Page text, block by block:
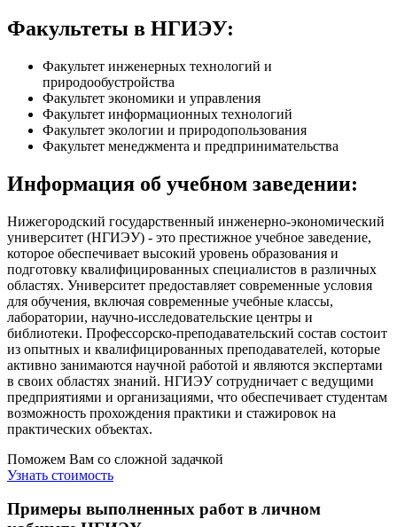
Факультеты в НГИЭУ:
Факультет инженерных технологий и
природообустройства
Факультет экономики и управления
Факультет информационных технологий
Факультет экологии и природопользования
Факультет менеджмента и предпринимательства
Информация об учебном заведении:
Нижегородский государственный инженерно-экономический
университет (НГИЭУ) - это престижное учебное заведение,
которое обеспечивает высокий уровень образования и
подготовку квалифицированных специалистов в различных
областях. Университет предоставляет современные условия
для обучения, включая современные учебные классы,
лаборатории, научно-исследовательские центры и
библиотеки. Профессорско-преподавательский состав состоит
из опытных и квалифицированных преподавателей, которые
активно занимаются научной работой и являются экспертами
в своих областях знаний. НГИЭУ сотрудничает с ведущими
предприятиями и организациями, что обеспечивает студентам
возможность прохождения практики и стажировок на
практических объектах.
Поможем Вам со сложной задачкой
Узнать стоимость
Примеры выполненных работ в личном